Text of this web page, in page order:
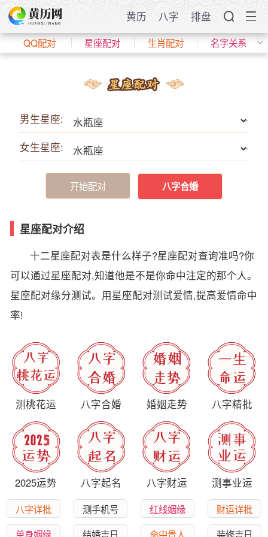
黄历 八字 排盘
QQ配对 星座配对 生肖配对 名字关系
男生星座:
女生星座:
开始配对 八字合婚
星座配对介绍
十二星座配对表是什么样子?星座配对查询准吗?你
可以通过星座配对,知道他是不是你命中注定的那个人。
星座配对缘分测试。用星座配对测试爱情,提高爱情命中
率!
测桃花运 八字合婚 婚姻走势 八字精批
2025运势 八字起名 八字财运 测事业运
八字详批 测手机号 红线姻缘
财运详批
单身姻缘
结婚吉日 命中贵人 装修吉日